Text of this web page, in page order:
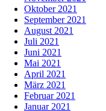
Oktober 2021
September 2021
August 2021
Juli 2021
Juni 2021
Mai 2021
April 2021
März 2021
Februar 2021
Januar 2021